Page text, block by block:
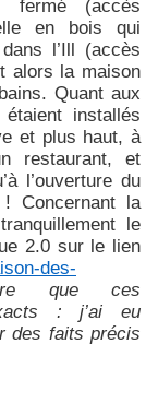
fermé (accès
en bois qui
l’Ill (accès
alors la maison
Quant aux
installés
et plus haut, à
restaurant, et
l’ouverture du
Concernant la
le
2.0 sur le lien
des-
que ces
: j’ai eu
des faits précis